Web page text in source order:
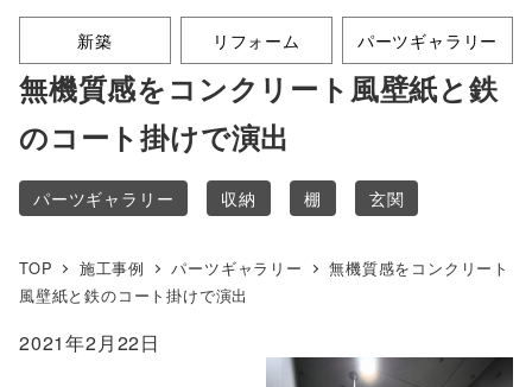
新築 リフォーム パーツギャラリー
無機質感をコンクリート風壁紙と鉄
のコート掛けで演出
パーツギャラリー 収納 棚 玄関
TOP 施工事例 パーツギャラリー
無機質感をコンクリート
風壁紙と鉄のコート掛けで演出
2021年2月22日